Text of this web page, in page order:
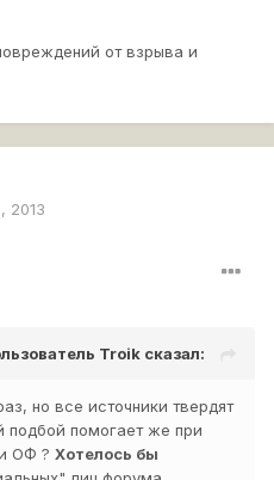
от взрыва и
2013
Troik сказал:
но все источники твердят
подбой помогает же при
ОФ ? Хотелось бы